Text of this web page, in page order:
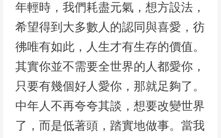
年輕時，我們耗盡元氣，想方設法，
希望得到大多數人的認同與喜愛，彷
彿唯有如此，人生才有生存的價值。
其實你並不需要全世界的人都愛你，
只要有幾個好人愛你，那就足夠了。
中年人不再夸夸其談，想要改變世界
了，而是低著頭，踏實地做事。當我